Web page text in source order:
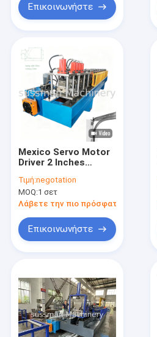
ελαφριά διακόσμηση
από χάλυβα
Επικοινωνήστε
Mexico Servo Motor
Driver 2 Inches
Roll Forming Machine
Residential
Warehouses
γκαραζόπορτα
Τιμή:negotation
MOQ:1 σετ
Λάβετε την πιο πρόσφατη τιμή
Επικοινωνήστε